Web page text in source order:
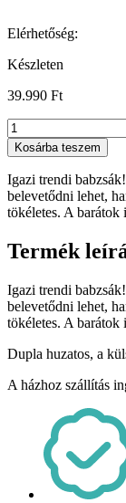
Elérhetőség:
Készleten
39.990 Ft
Fánk
babzsák
kamaszoknak,
narancssárga
mennyiség
Kosárba teszem
Igazi trendi
belevetődni lehet,
tökéletes. A barátok
Termék
Igazi trendi
belevetődni lehet,
tökéletes. A barátok
Dupla huzatos, a
A házhoz szállítás